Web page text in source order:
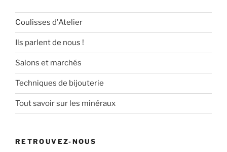
Coulisses d'Atelier
Ils parlent de nous !
Salons et marchés
Techniques de bijouterie
Tout savoir sur les minéraux
RETROUVEZ-NOUS